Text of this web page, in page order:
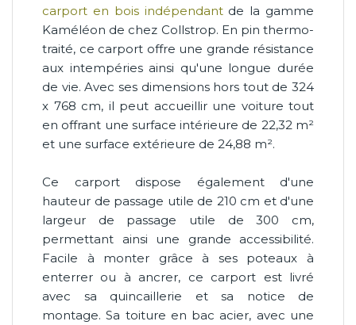
carport en bois indépendantde la gamme
Kaméléon de chez Collstrop. En pin thermo-
traité, ce carport offre une grande résistance
aux intempéries ainsi qu'une longue durée
de vie. Avec ses dimensions hors tout de 324
x 768 cm, il peut accueillir une voiture tout
en offrant une surface intérieure de 22,32 m²
et une surface extérieure de 24,88 m².
Ce carport dispose également d'une
hauteur de passage utile de 210 cm et d'une
largeur de passage utile de 300 cm,
permettant ainsi une grande accessibilité.
Facile à monter grâce à ses poteaux à
enterrer ou à ancrer, ce carport est livré
avec sa quincaillerie et sa notice de
montage. Sa toiture en bac acier, avec une